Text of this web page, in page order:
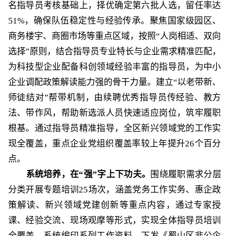
名指导员考核基础上，择优确定第六批人选，留任率达
51%，确保队伍稳定性与经验传承。聚焦国家级园区、
商务楼宇、商圈市场等重点区域，按照“人岗相适、双向
选择”原则，结合指导员专业特长与企业需求精准匹配，
为科技型企业配备科创领域经验丰富的指导员，为中小
企业调配政策解读能力强的骨干力量。建立“以老带新、
师徒结对”帮带机制，由续聘优秀指导员传经验、教方
法、带作风，帮助新选派人员快速适应岗位，筑牢履职
根基。通过指导员精准指导，全区新兴领域党的工作实
现全覆盖，重点企业党组织覆盖率较上年提升26个百分
点。
系统培养，在“强”字上下功夫。
围绕履职需求分层
分类开展专题培训25场次，涵盖党务工作实务、惠企政
策解读、新兴领域党建创新等重点内容，通过专家授
课、经验交流、现场观摩等形式，实现全体指导员培训